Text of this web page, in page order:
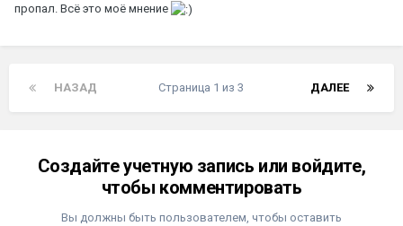
пропал. Всё это моё мнение
НАЗАД ДАЛЕЕ
Страница 1 из 3
Создайте учетную запись или войдите,
чтобы комментировать
Вы должны быть пользователем, чтобы оставить